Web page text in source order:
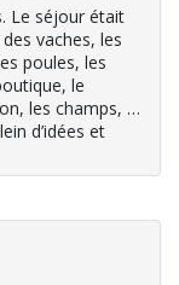
Le séjour était
vaches, les
poules, les
le
les champs, …
d’idées et